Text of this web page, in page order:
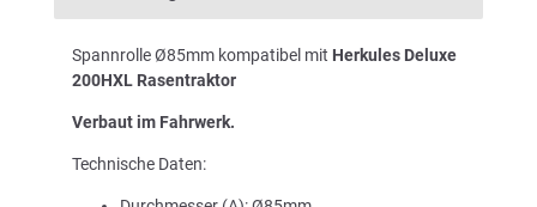
Spannrolle Ø85mm kompatibel mit Herkules Deluxe
200HXL Rasentraktor
Verbaut im Fahrwerk.
Technische Daten: